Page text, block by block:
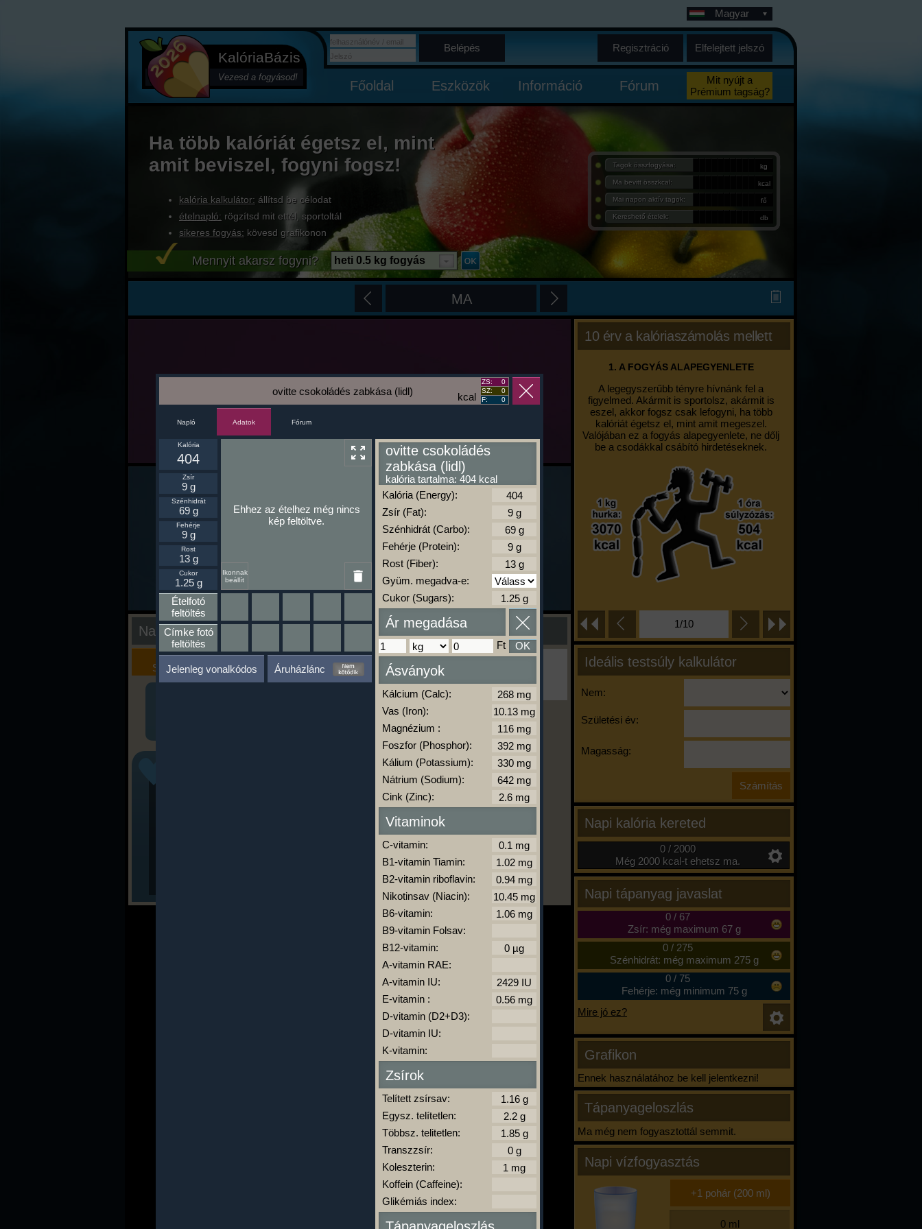
KalóriaBázis
Vezesd a fogyásod!
Magyar
Belépés Regisztráció Elfelejtett jelszó
Főoldal Eszközök Információ Fórum
Mit nyújt a
Prémium tagság?
Ha több kalóriát égetsz el, mint
amit beviszel, fogyni fogsz!
kalória kalkulátor: állítsd be célodat
ételnapló: rögzítsd mit ettél, sportoltál
sikeres fogyás: kövesd grafikonon
Tagok összfogyása: kg
Ma bevitt összkcal: kcal
Mai napon aktív tagok: fő
Kereshető ételek: db
Mennyit akarsz fogyni? heti 0.5 kg fogyás
MA
10 érv a kalóriaszámolás mellett
1. A FOGYÁS ALAPEGYENLETE
A legegyszerűbb tényre hívnánk fel a
figyelmed. Akármit is sportolsz, akármit is
eszel, akkor fogsz csak lefogyni, ha több
kalóriát égetsz el, mint amit megeszel.
Valójában ez a fogyás alapegyenlete, ne dőlj
be a csodákkal csábító hirdetéseknek.
1/10
Ideális testsúly kalkulátor
Nem:
Születési év:
Magasság:
Napi kalória kereted
0 / 2000
Még 2000 kcal-t ehetsz ma.
Napi tápanyag javaslat
0/ 67
Zsír: még maximum 67 g
0/ 275
Szénhidrát: még maximum 275 g
0/ 75
Fehérje: még minimum 75 g
Mire jó ez?
Grafikon
Ennek használatához be kell jelentkezni!
Tápanyageloszlás
Ma még nem fogyasztottál semmit.
Napi vízfogyasztás
Nap kiértékelése
Kalória
Szimulátor
Szöveges
Értékelés
Ha ma már nem eszel/sportolsz többet,
kattints a kiértékelésre!
A Kalória Szimulátor Prémium funkció.
kalóriabázis.hu
-
kcal
ovitte csokoládés zabkása (lidl)
ZS:
0
SZ:
0
F:
0
Napló Adatok Fórum
Ehhez az ételhez még nincs
kép feltöltve.
Ikonnak
beállít
Kalória
404
Zsír
9 g
Szénhidrát
69 g
Fehérje
9 g
Rost
13 g
Cukor
1.25 g
Ételfotó
feltöltés
Címke fotó
feltöltés
Jelenleg vonalkódos Áruházlánc
ovitte csokoládés
zabkása (lidl)
kalória tartalma: 404 kcal
Kalória (Energy):
Zsír (Fat):
Szénhidrát (Carbo):
Fehérje (Protein):
Rost (Fiber):
Gyüm. megadva-e:
Cukor (Sugars):
Ár megadása
Ft OK
Ásványok
Kálcium (Calc):
Vas (Iron):
Magnézium :
Foszfor (Phosphor):
Kálium (Potassium):
Nátrium (Sodium):
Cink (Zinc):
Vitaminok
C-vitamin:
B1-vitamin Tiamin:
B2-vitamin riboflavin:
Nikotinsav (Niacin):
B6-vitamin:
B9-vitamin Folsav:
B12-vitamin:
A-vitamin RAE:
A-vitamin IU:
E-vitamin :
D-vitamin (D2+D3):
D-vitamin IU:
K-vitamin:
Zsírok
Telített zsírsav:
Egysz. telítetlen:
Többsz. telitetlen:
Transzzsír:
Koleszterin:
Koffein (Caffeine):
Glikémiás index: